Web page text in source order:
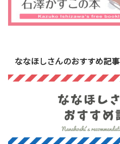
ななほしさんのおすすめ記事